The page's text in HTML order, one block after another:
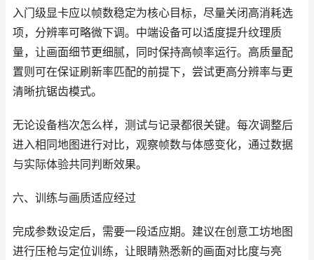
入门级显卡应以帧数稳定为核心目标，尽量关闭高消耗选
项，分辨率可略微下调。中端设备可以适度提升纹理质
量，让画面细节更细腻，同时保持高帧率运行。高质量配
置则可在保证刷新率匹配的前提下，尝试更高分辨率与更
清晰抗锯齿模式。
无论设备档次怎么样，测试与记录都很关键。每次调整后
进入相同地图进行对比，观察帧数与体感变化，通过数据
与实际体验共同判断效果。
六、训练与画质适应经过
完成参数设定后，需要一段适应期。建议在创意工坊地图
进行压枪与定位训练，让眼睛熟悉新的画面对比度与亮